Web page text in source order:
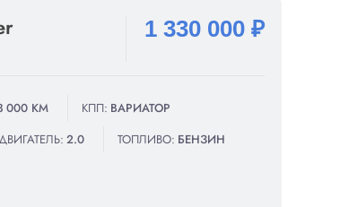
1 330 000 ₽
000 КМ КПП: ВАРИАТОР
2.0 ТОПЛИВО: БЕНЗИН